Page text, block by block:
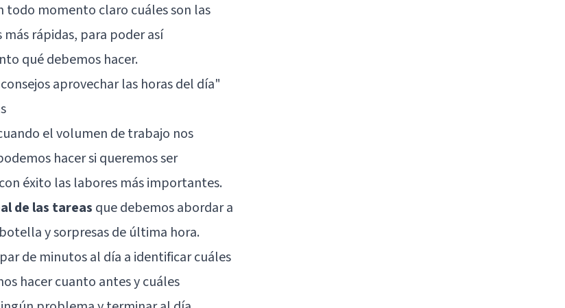
todo momento claro cuáles son las
rápidas, para poder así
qué debemos hacer.
aprovechar las horas del día"
el volumen de trabajo nos
hacer si queremos ser
éxito las labores más importantes.
de las tareas que debemos abordar a
y sorpresas de última hora.
de minutos al día a identificar cuáles
hacer cuanto antes y cuáles